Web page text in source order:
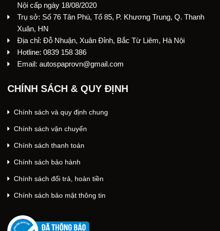
Nội cấp ngày 18/08/2020
Trụ sở: Số 76 Tân Phú, Tổ 85, P. Khương Trung, Q. Thanh
Xuân, HN
Địa chỉ: Đỗ Nhuận, Xuân Đỉnh, Bắc Từ Liêm, Hà Nội
Hotline: 0839 158 386
Email: autospaprovn@gmail.com
CHÍNH SÁCH & QUY ĐỊNH
Chính sách và quy định chung
Chính sách vận chuyển
Chính sách thanh toán
Chính sách bảo hành
Chính sách đổi trả, hoàn tiền
Chính sách bảo mật thông tin